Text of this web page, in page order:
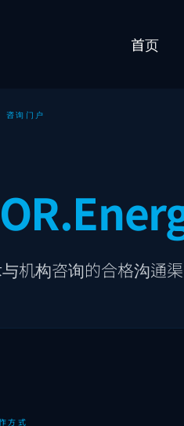
首页
咨询门户
机构咨询的合格沟通渠
方式